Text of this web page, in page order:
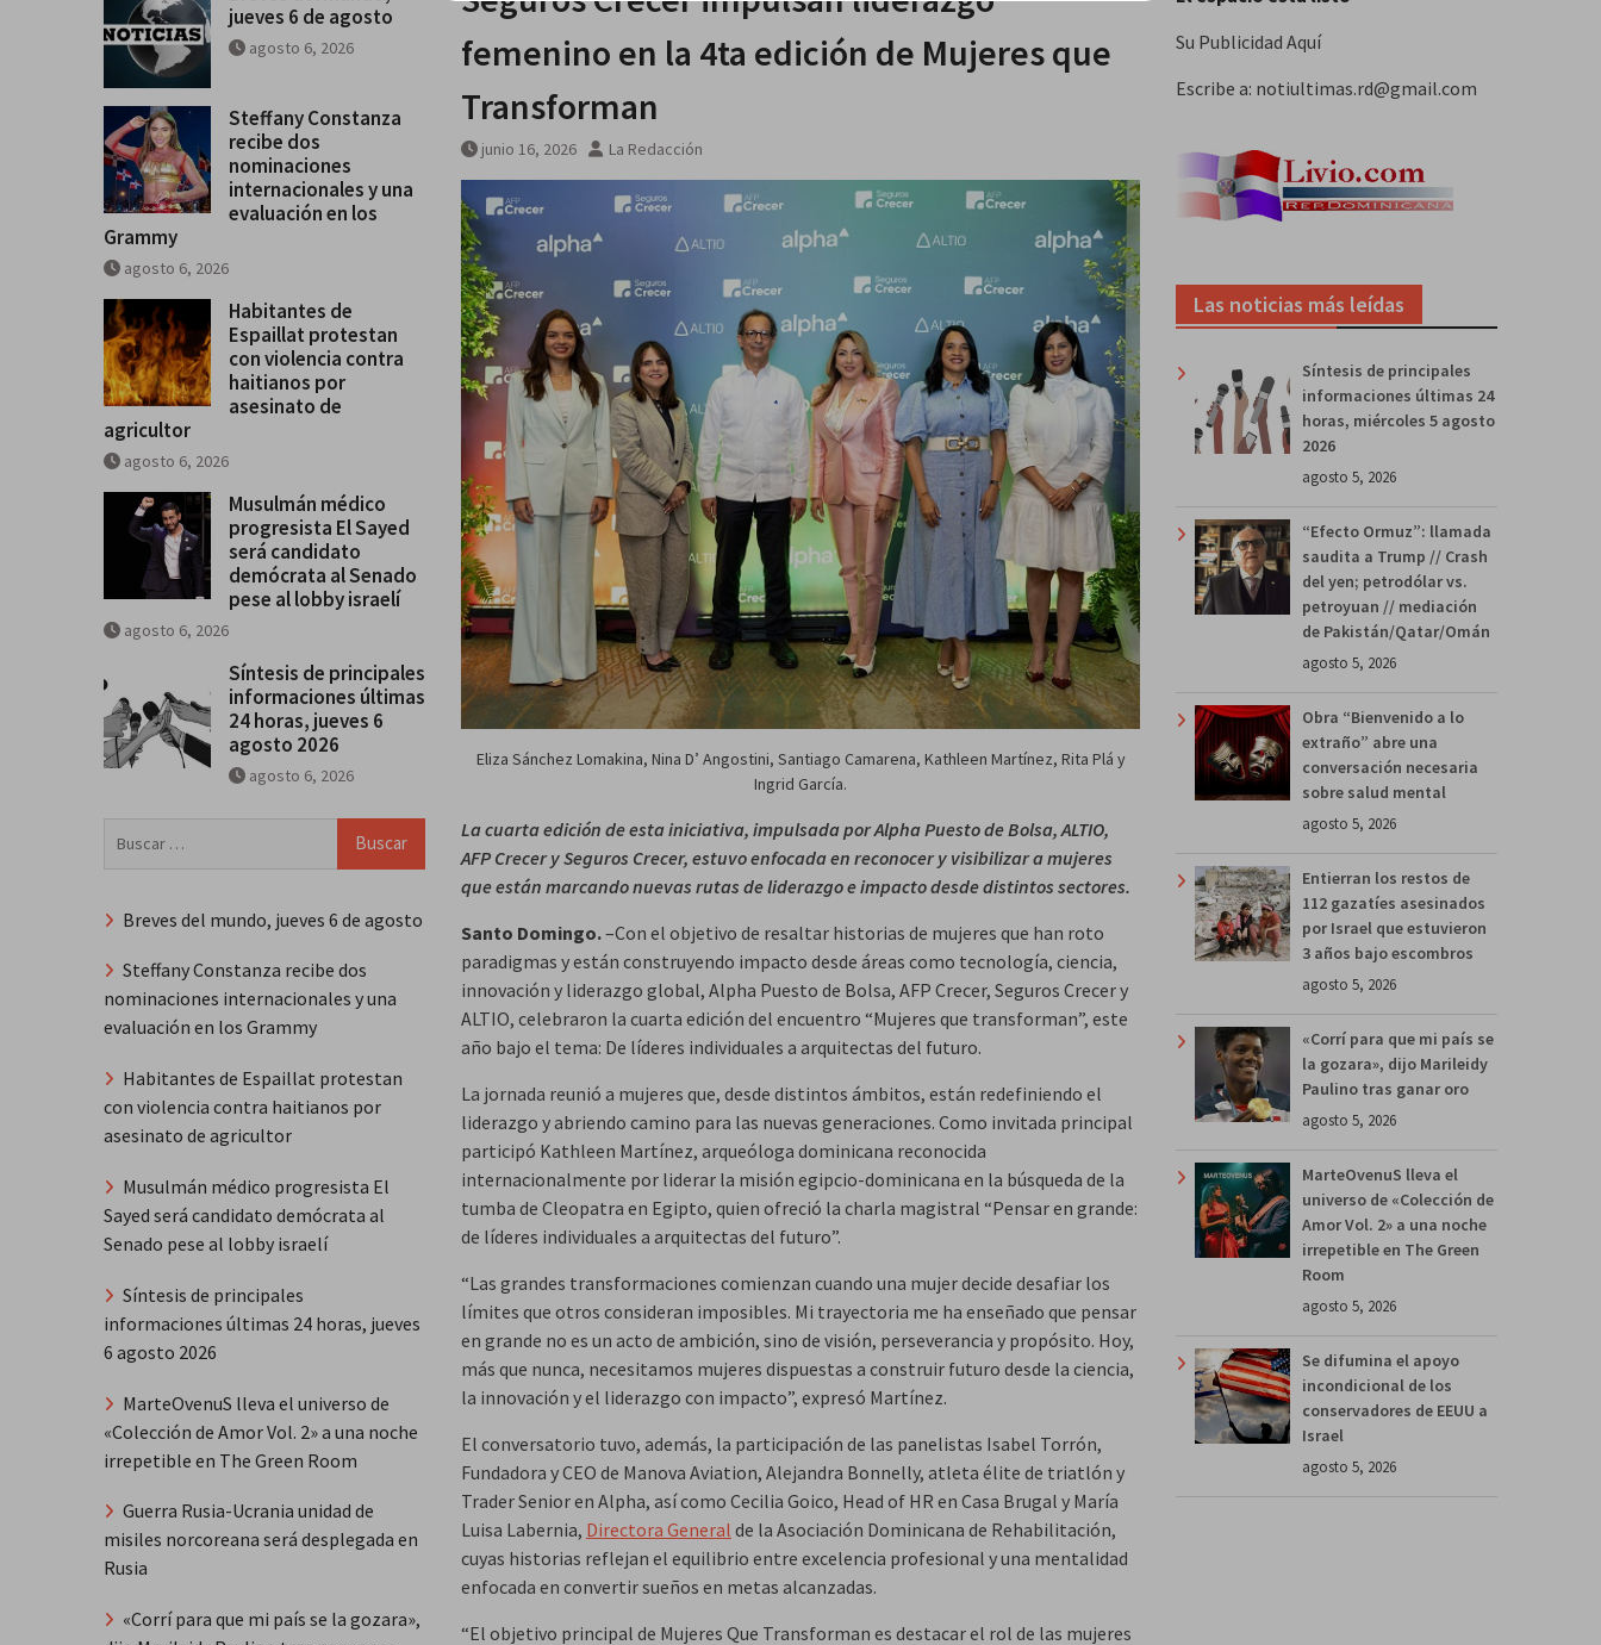
femenino en la 4ta edición de Mujeres que
Transforman
junio 16, 2026 La Redacción
Eliza Sánchez Lomakina, Nina D’ Angostini, Santiago Camarena, Kathleen Martínez, Rita Plá y
Ingrid García.
La cuarta edición de esta iniciativa, impulsada por Alpha Puesto de Bolsa, ALTIO,
AFP Crecer y Seguros Crecer, estuvo enfocada en reconocer y visibilizar a mujeres
que están marcando nuevas rutas de liderazgo e impacto desde distintos sectores.
Santo Domingo.–Con el objetivo de resaltar historias de mujeres que han roto
paradigmas y están construyendo impacto desde áreas como tecnología, ciencia,
innovación y liderazgo global, Alpha Puesto de Bolsa, AFP Crecer, Seguros Crecer y
ALTIO, celebraron la cuarta edición del encuentro “Mujeres que transforman”, este
año bajo el tema: De líderes individuales a arquitectas del futuro.
La jornada reunió a mujeres que, desde distintos ámbitos, están redefiniendo el
liderazgo y abriendo camino para las nuevas generaciones. Como invitada principal
participó Kathleen Martínez, arqueóloga dominicana reconocida
internacionalmente por liderar la misión egipcio-dominicana en la búsqueda de la
tumba de Cleopatra en Egipto, quien ofreció la charla magistral “Pensar en grande:
de líderes individuales a arquitectas del futuro”.
“Las grandes transformaciones comienzan cuando una mujer decide desafiar los
límites que otros consideran imposibles. Mi trayectoria me ha enseñado que pensar
en grande no es un acto de ambición, sino de visión, perseverancia y propósito. Hoy,
más que nunca, necesitamos mujeres dispuestas a construir futuro desde la ciencia,
la innovación y el liderazgo con impacto”, expresó Martínez.
El conversatorio tuvo, además, la participación de las panelistas Isabel Torrón,
Fundadora y CEO de Manova Aviation, Alejandra Bonnelly, atleta élite de triatlón y
Trader Senior en Alpha, así como Cecilia Goico, Head of HR en Casa Brugal y María
Luisa Labernia, Directora General de la Asociación Dominicana de Rehabilitación,
cuyas historias reflejan el equilibrio entre excelencia profesional y una mentalidad
enfocada en convertir sueños en metas alcanzadas.
“El objetivo principal de Mujeres Que Transforman es destacar el rol de las mujeres
Su Publicidad Aquí
Escribe a: notiultimas.rd@gmail.com
Las noticias más leídas
Síntesis de principales
informaciones últimas 24
horas, miércoles 5 agosto
2026
agosto 5, 2026
“Efecto Ormuz”: llamada
saudita a Trump // Crash
del yen; petrodólar vs.
petroyuan // mediación
de Pakistán/Qatar/Omán
agosto 5, 2026
Obra “Bienvenido a lo
extraño” abre una
conversación necesaria
sobre salud mental
agosto 5, 2026
Entierran los restos de
112 gazatíes asesinados
por Israel que estuvieron
3 años bajo escombros
agosto 5, 2026
«Corrí para que mi país se
la gozara», dijo Marileidy
Paulino tras ganar oro
agosto 5, 2026
MarteOvenuS lleva el
universo de «Colección de
Amor Vol. 2» a una noche
irrepetible en The Green
Room
agosto 5, 2026
Se difumina el apoyo
incondicional de los
conservadores de EEUU a
Israel
agosto 5, 2026
jueves 6 de agosto
agosto 6, 2026
Steffany Constanza
recibe dos
nominaciones
internacionales y una
evaluación en los
Grammy
agosto 6, 2026
Habitantes de
Espaillat protestan
con violencia contra
haitianos por
asesinato de
agricultor
agosto 6, 2026
Musulmán médico
progresista El Sayed
será candidato
demócrata al Senado
pese al lobby israelí
agosto 6, 2026
Síntesis de principales
informaciones últimas
24 horas, jueves 6
agosto 2026
agosto 6, 2026
Breves del mundo, jueves 6 de agosto
Steffany Constanza recibe dos
nominaciones internacionales y una
evaluación en los Grammy
Habitantes de Espaillat protestan
con violencia contra haitianos por
asesinato de agricultor
Musulmán médico progresista El
Sayed será candidato demócrata al
Senado pese al lobby israelí
Síntesis de principales
informaciones últimas 24 horas, jueves
6 agosto 2026
MarteOvenuS lleva el universo de
«Colección de Amor Vol. 2» a una noche
irrepetible en The Green Room
Guerra Rusia-Ucrania unidad de
misiles norcoreana será desplegada en
Rusia
«Corrí para que mi país se la gozara»,